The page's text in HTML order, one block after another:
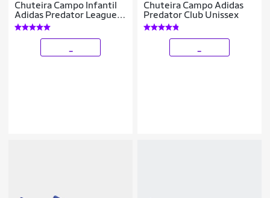
Chuteira Campo Infantil
Adidas Predator League
Língua Dobrável
Chuteira Campo Adidas
Predator Club Unissex